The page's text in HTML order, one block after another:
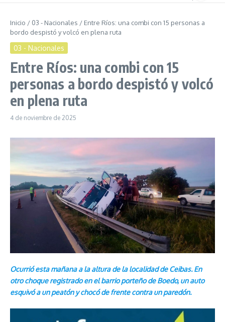
Inicio / 03 - Nacionales / Entre Ríos: una combi con 15 personas a
bordo despistó y volcó en plena ruta
03 - Nacionales
Entre Ríos: una combi con 15
personas a bordo despistó y volcó
en plena ruta
4 de noviembre de 2025
Ocurrió esta mañana a la altura de la localidad de Ceibas. En
otro choque registrado en el barrio porteño de Boedo, un auto
esquivó a un peatón y chocó de frente contra un paredón.